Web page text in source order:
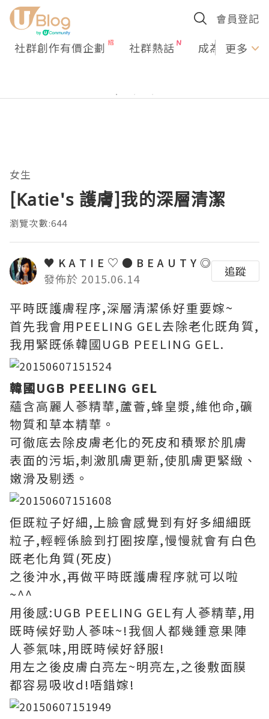
會員登記
社群創作有價企劃 社群熱話 成為U更多
女生
[Katie's 護膚]我的深層清潔
瀏覽次數:644
♥ K A T I E ♡ ● B E A U T Y ◎
發佈於 2015.06.14
追蹤
平時既護膚程序,深層清潔係好重要嫁~
首先我會用PEELING GEL去除老化既角質,
我用緊既係韓國UGB PEELING GEL.
韓國UGB PEELING GEL
蘊含高麗人蔘精華,蘆薈,蜂皇漿,維他命,礦
物質和草本精華。
可徹底去除皮膚老化的死皮和積聚於肌膚
表面的污垢,刺激肌膚更新,使肌膚更緊緻、
嫩滑及剔透。
佢既粒子好細,上臉會感覺到有好多細細既
粒子,輕輕係臉到打圈按摩,慢慢就會有白色
既老化角質(死皮)
之後沖水,再做平時既護膚程序就可以啦
~^^
用後感:UGB PEELING GEL有人蔘精華,用
既時候好勁人蔘味~!我個人都幾鍾意果陣
人蔘氣味,用既時候好舒服!
用左之後皮膚白亮左~明亮左,之後敷面膜
都容易吸收d!唔錯嫁!